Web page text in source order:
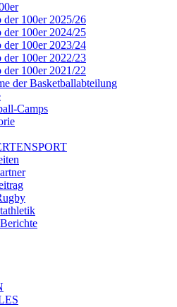
der 100er 2025/26
der 100er 2024/25
der 100er 2023/24
der 100er 2022/23
der 100er 2021/22
der Basketballabteilung
Camps